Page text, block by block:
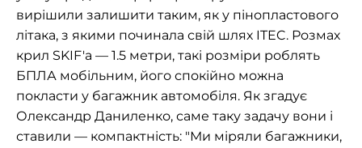
вирішили залишити таким, як у пінопластового
літака, з якими починала свій шлях ITEC. Розмах
крил SKIF'a — 1.5 метри, такі розміри роблять
БПЛА мобільним, його спокійно можна
покласти у багажник автомобіля. Як згадує
Олександр Даниленко, саме таку задачу вони і
ставили — компактність: "Ми міряли багажники,